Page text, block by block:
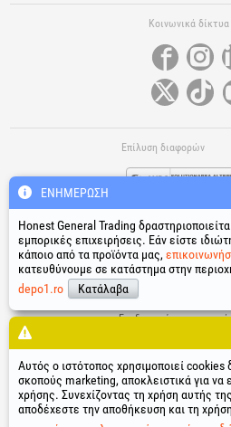
Κοινωνικά δίκτυα
Επίλυση διαφορών
Χρήσιμοι σύνδεσμοι
Όροι και προϋποθέσεις
Επεξεργασία
Δεδομένα ταυτότητας
Ηλεκτρονική επίλυση
HGT ® , EvoTools ® , EvoSanitary®, EvoTools +Plus ® ,
PowerForProfessionals®και τα λογότυπά τους είναι
Trading SRL.
ΕΝΗΜΈΡΩΣΗ
Honest General Trading
εμπορικές επιχειρήσεις. Εάν είστε
κάποιο από τα προϊόντα μας,
κατευθύνουμε σε κατάστημα στην
depo1.ro
Κατάλαβα
Αυτός ο ιστότοπος χρησιμοποιεί
σκοπούς marketing, αποκλειστικά για να
χρήσης. Συνεχίζοντας τη χρήση αυτής
αποδέχεστε την αποθήκευση και τη